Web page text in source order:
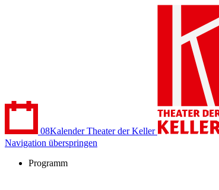
08Kalender Theater der Keller
Navigation überspringen
Programm